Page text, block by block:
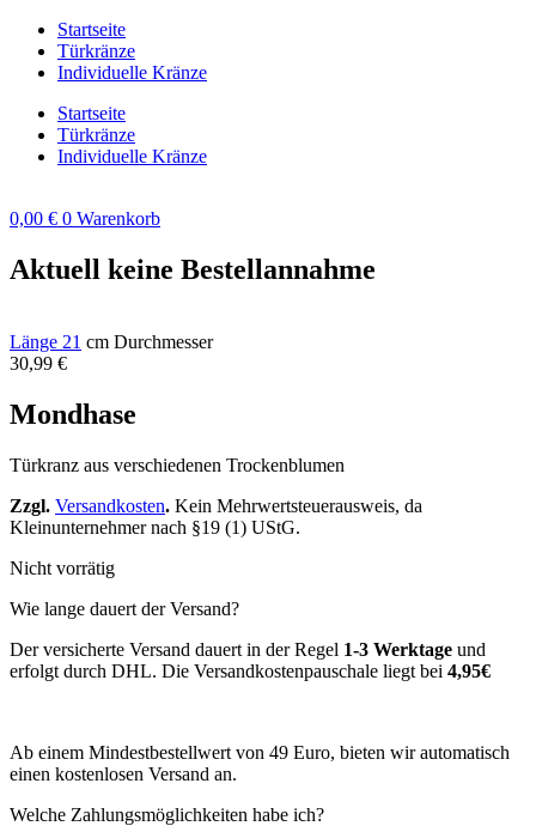
Zum
Inhalt
springen
Startseite
Türkränze
Individuelle Kränze
Startseite
Türkränze
Individuelle Kränze
0,00 € 0 Warenkorb
Aktuell keine Bestellannahme
Länge 21 cm Durchmesser
30,99 €
Mondhase
Türkranz aus verschiedenen Trockenblumen
Zzgl. Versandkosten. Kein Mehrwertsteuerausweis, da
Kleinunternehmer nach §19 (1) UStG.
Nicht vorrätig
Wie lange dauert der Versand?
Der versicherte Versand dauert in der Regel 1-3 Werktage und
erfolgt durch DHL. Die Versandkostenpauschale liegt bei 4,95€
Ab einem Mindestbestellwert von 49 Euro, bieten wir automatisch
einen kostenlosen Versand an.
Welche Zahlungsmöglichkeiten habe ich?